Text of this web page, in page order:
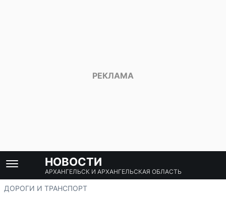
НОВОСТИ
АРХАНГЕЛЬСК И АРХАНГЕЛЬСКАЯ ОБЛАСТЬ
ДОРОГИ И ТРАНСПОРТ